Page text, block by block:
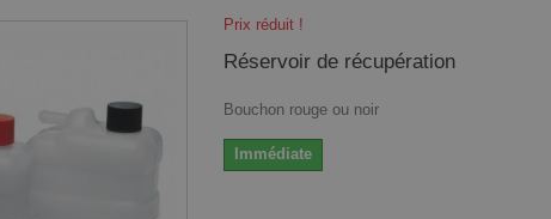
Prix réduit !
Réservoir de récupération
Bouchon rouge ou noir
Immédiate